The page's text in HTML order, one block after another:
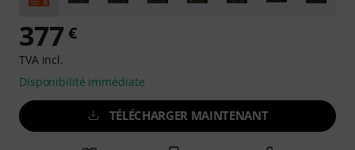
377 €
TVA incl.
Disponibilité immédiate
TÉLÉCHARGER MAINTENANT